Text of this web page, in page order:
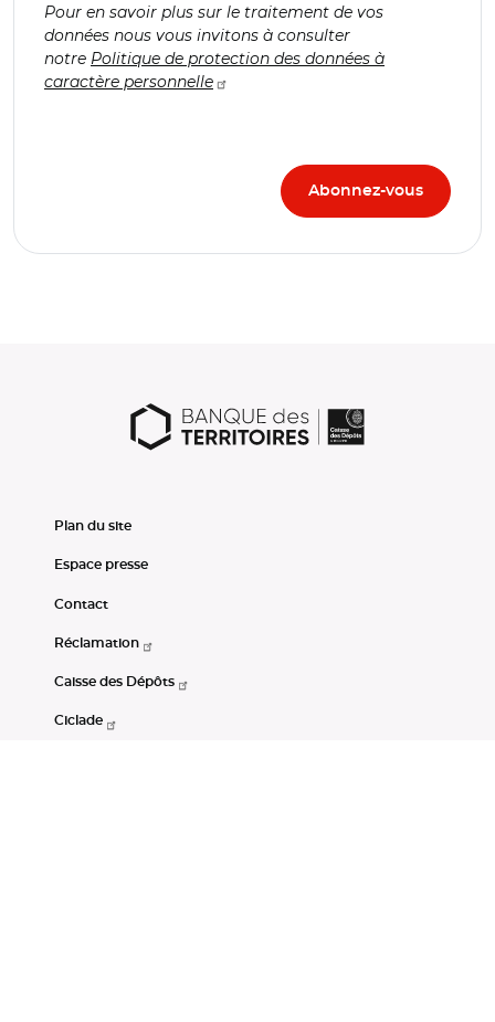
Pour en savoir plus sur le traitement de vos
données nous vous invitons à consulter
notre Politique de protection des données à
caractère personnelle
Plan du site
Espace presse
Contact
Réclamation
Caisse des Dépôts
Ciclade